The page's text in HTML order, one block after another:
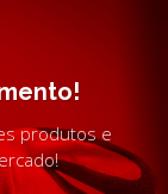
produtos e